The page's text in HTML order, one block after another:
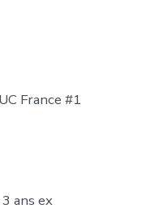
France #1
ans ex